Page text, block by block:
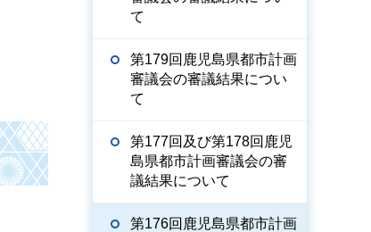
て
第179回鹿児島県都市計画
審議会の審議結果につい
て
第177回及び第178回鹿児
島県都市計画審議会の審
議結果について
第176回鹿児島県都市計画